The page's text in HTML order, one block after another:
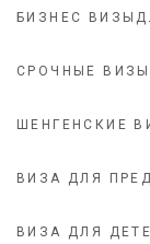
БИЗНЕС
СРОЧНЫЕ ВИЗЫ
ШЕНГЕНСКИЕ
ВИЗА ДЛЯ
ВИЗА ДЛЯ